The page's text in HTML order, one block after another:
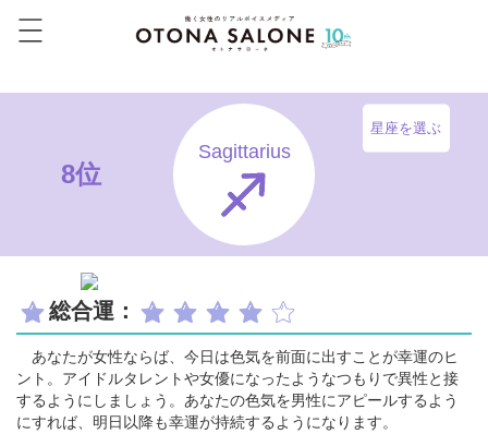
8位
Sagittarius
星座を選ぶ
総合運：
あなたが女性ならば、今日は色気を前面に出すことが幸運のヒ
ント。アイドルタレントや女優になったようなつもりで異性と接
するようにしましょう。あなたの色気を男性にアピールするよう
にすれば、明日以降も幸運が持続するようになります。